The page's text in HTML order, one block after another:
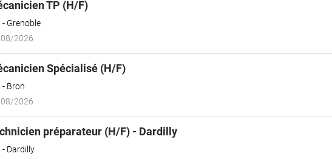
TP (H/F)(Nouvelle
Grenoble
2026
Spécialisé (H/F)(Nouvelle
Bron
2026
préparateur (H/F) - Dardilly(Nouvelle
Dardilly